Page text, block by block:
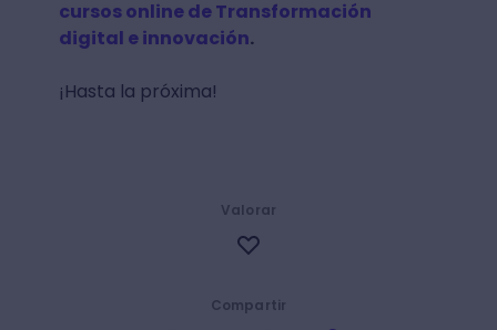
cursos online de Transformación
digital e innovación.
¡Hasta la próxima!
Compartir
Valorar